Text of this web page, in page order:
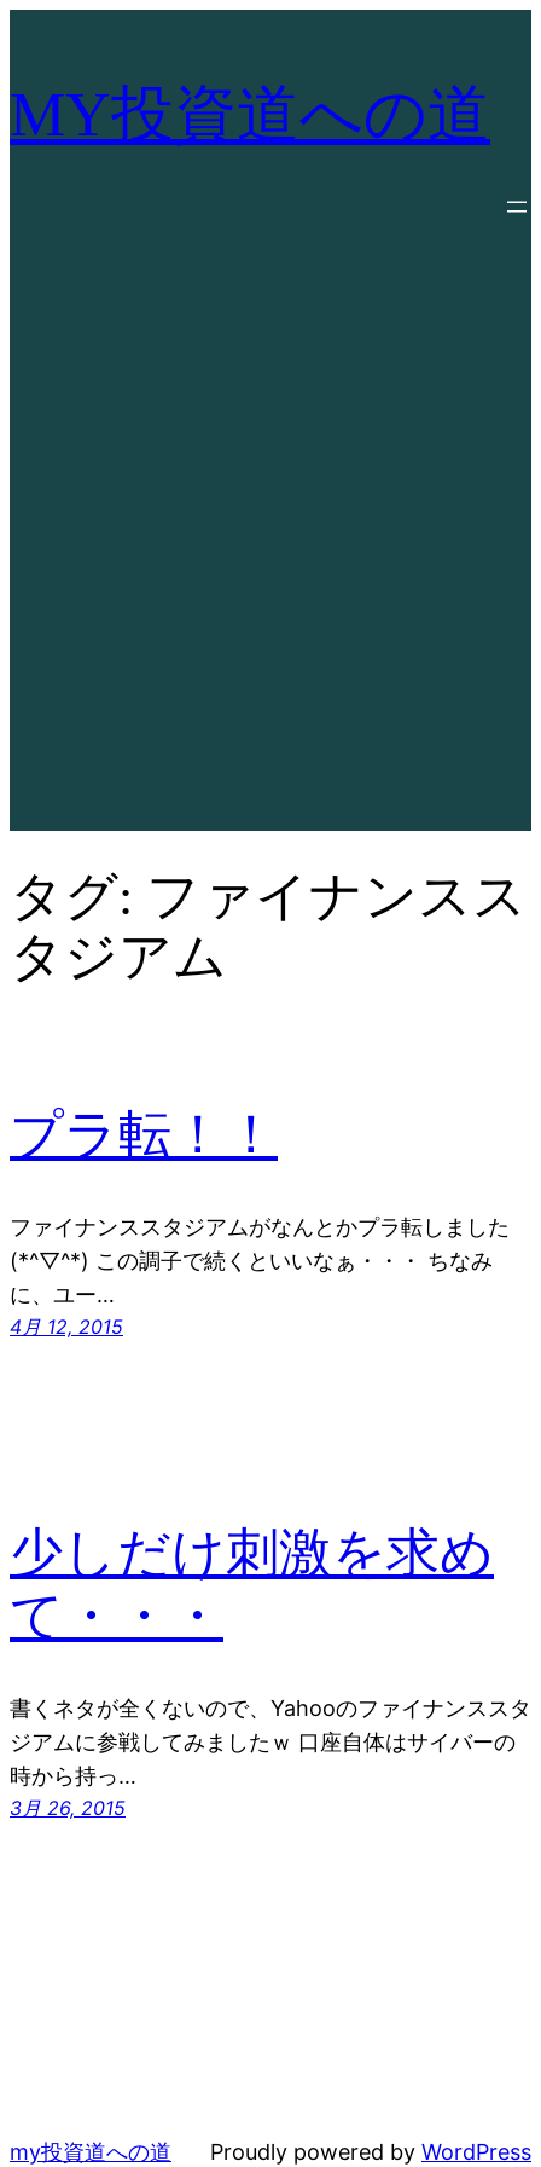
を
ス
MY投資道への道
タグ: ファイナンスス
タジアム
プラ転！！
ファイナンススタジアムがなんとかプラ転しました
(*^▽^*) この調子で続くといいなぁ・・・ ちなみ
に、ユー…
4月 12, 2015
少しだけ刺激を求め
て・・・
書くネタが全くないので、Yahooのファイナンススタ
ジアムに参戦してみましたｗ 口座自体はサイバーの
時から持っ…
3月 26, 2015
my投資道への道 Proudly powered by WordPress